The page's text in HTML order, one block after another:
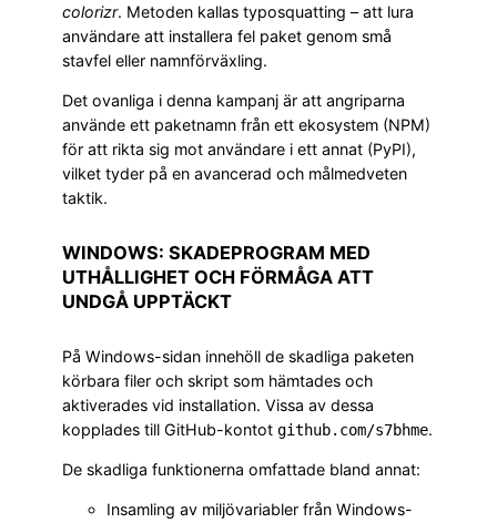
colorizr. Metoden kallas typosquatting – att lura
användare att installera fel paket genom små
stavfel eller namnförväxling.
Det ovanliga i denna kampanj är att angriparna
använde ett paketnamn från ett ekosystem (NPM)
för att rikta sig mot användare i ett annat (PyPI),
vilket tyder på en avancerad och målmedveten
taktik.
WINDOWS: SKADEPROGRAM MED
UTHÅLLIGHET OCH FÖRMÅGA ATT
UNDGÅ UPPTÄCKT
På Windows-sidan innehöll de skadliga paketen
körbara filer och skript som hämtades och
aktiverades vid installation. Vissa av dessa
kopplades till GitHub-kontot github.com/s7bhme.
De skadliga funktionerna omfattade bland annat:
Insamling av miljövariabler från Windows-